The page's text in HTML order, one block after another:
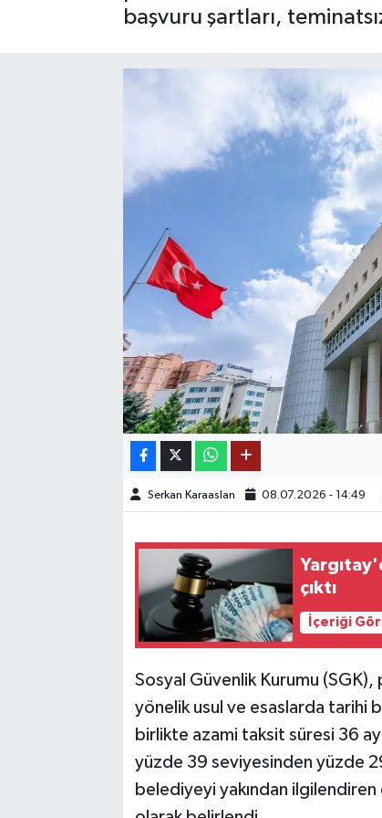
başvuru şartları,
Serkan Karaaslan 08.07.2026 - 14:49
çıktı
İçeriği
Sosyal Güvenlik Kurumu
yönelik usul ve esaslarda tarihi
birlikte azami taksit süresi 36
yüzde 39 seviyesinden yüzde
belediyeyi yakından
OTOMOTİV
KÜLTÜR SANAT